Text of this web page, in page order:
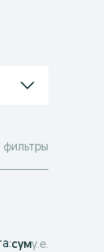
фильтры
:суму.е.